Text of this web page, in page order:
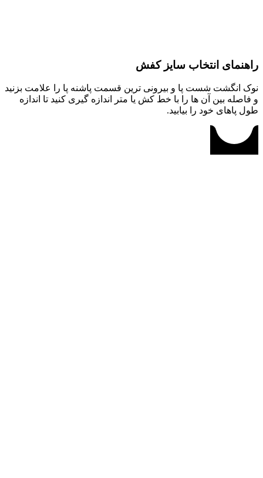
راهنمای انتخاب سایز کفش
نوک انگشت شست پا و بیرونی ترین قسمت پاشنه پا را علامت بزنید
و فاصله بین آن ها را با خط کش یا متر اندازه گیری کنید تا اندازه
طول پاهای خود را بیابید.